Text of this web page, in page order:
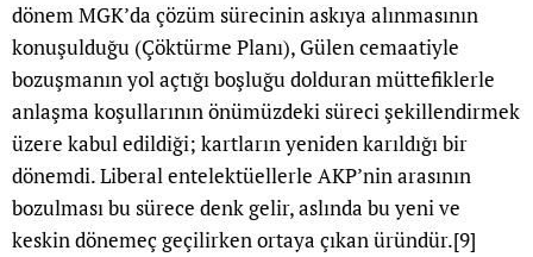
dönem MGK’da çözüm sürecinin askıya alınmasının
konuşulduğu (Çöktürme Planı), Gülen cemaatiyle
bozuşmanın yol açtığı boşluğu dolduran müttefiklerle
anlaşma koşullarının önümüzdeki süreci şekillendirmek
üzere kabul edildiği; kartların yeniden karıldığı bir
dönemdi. Liberal entelektüellerle AKP’nin arasının
bozulması bu sürece denk gelir, aslında bu yeni ve
keskin dönemeç geçilirken ortaya çıkan üründür.[9]